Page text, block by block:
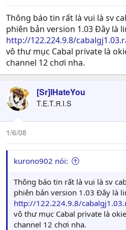
Thông báo tin rất là vui là sv
phiên bản version 1.03 Đây là
http://122.224.9.8/
vô thư mục Cabal private là
channel 12 chơi nha.
[Sr]IHateYou
T.E.T.Я.I.S
1/6/08
kurono902 nói:
Thông báo tin rất là vui là sv
phiên bản version 1.03 Đây là
http://122.224.9.8/
vô thư mục Cabal private là
channel 12 chơi nha.